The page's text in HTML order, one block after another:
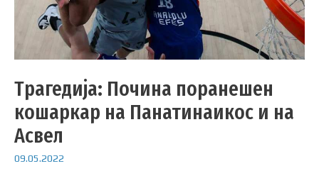
Трагедија: Почина поранешен
кошаркар на Панатинаикос и на
Асвел
09.05.2022